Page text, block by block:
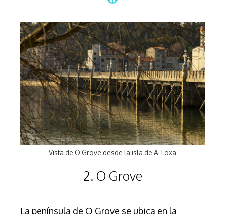
Vista de O Grove desde la isla de A Toxa
2. O Grove
La península de O Grove se ubica en la